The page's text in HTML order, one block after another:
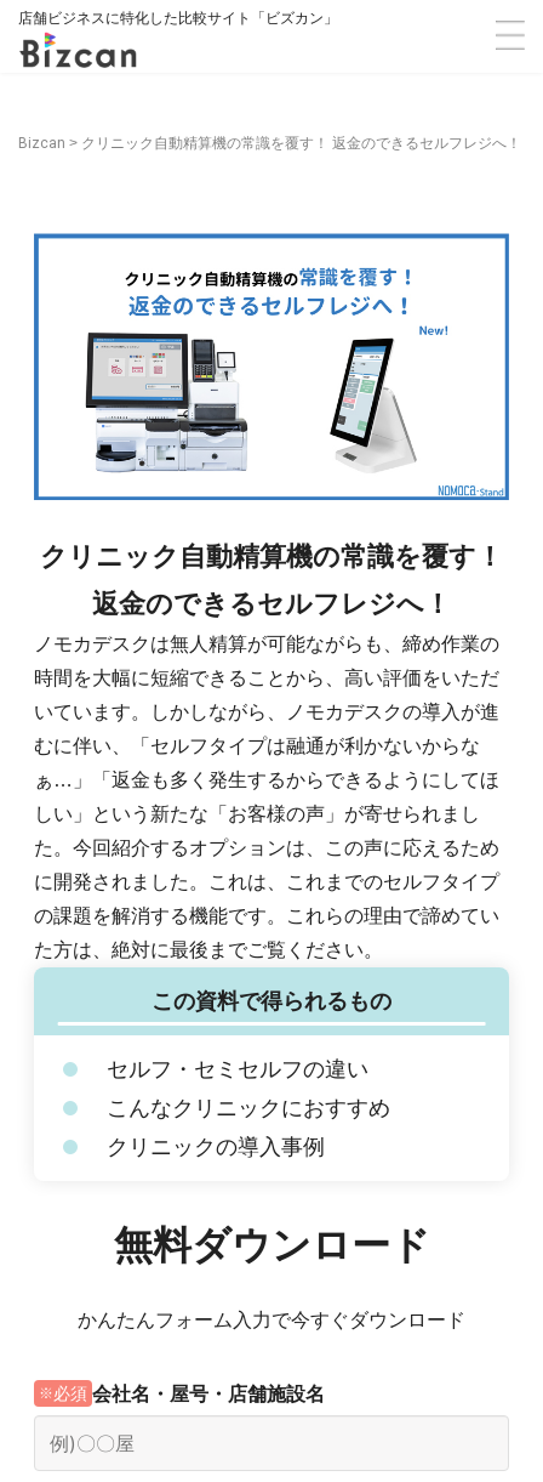
店舗ビジネスに特化した比較サイト「ビズカン」
Bizcan > クリニック自動精算機の常識を覆す！ 返金のできるセルフレジへ！
クリニック自動精算機の常識を覆す！
返金のできるセルフレジへ！
ノモカデスクは無人精算が可能ながらも、締め作業の
時間を大幅に短縮できることから、高い評価をいただ
いています。しかしながら、ノモカデスクの導入が進
むに伴い、「セルフタイプは融通が利かないからな
ぁ…」「返金も多く発生するからできるようにしてほ
しい」という新たな「お客様の声」が寄せられまし
た。今回紹介するオプションは、この声に応えるため
に開発されました。これは、これまでのセルフタイプ
の課題を解消する機能です。これらの理由で諦めてい
た方は、絶対に最後までご覧ください。
この資料で得られるもの
セルフ・セミセルフの違い
こんなクリニックにおすすめ
クリニックの導入事例
無料ダウンロード
かんたんフォーム入力で今すぐダウンロード
必須 会社名・屋号・店舗施設名